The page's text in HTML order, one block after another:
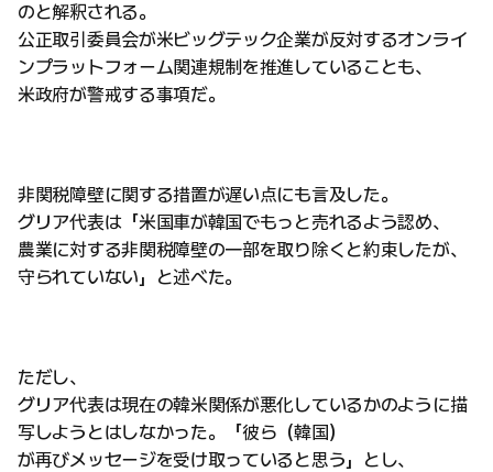
のと解釈される。
公正取引委員会が米ビッグテック企業が反対するオンライ
ンプラットフォーム関連規制を推進していることも、
米政府が警戒する事項だ。
非関税障壁に関する措置が遅い点にも言及した。
グリア代表は「米国車が韓国でもっと売れるよう認め、
農業に対する非関税障壁の一部を取り除くと約束したが、
守られていない」と述べた。
ただし、
グリア代表は現在の韓米関係が悪化しているかのように描
写しようとはしなかった。「彼ら（韓国）
が再びメッセージを受け取っていると思う」とし、